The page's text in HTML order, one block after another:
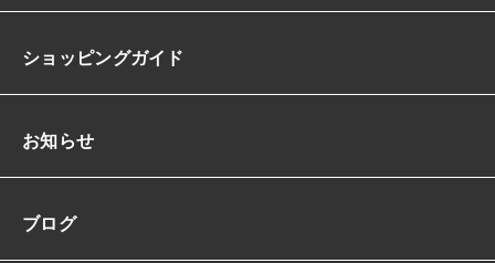
ショッピングガイド
お知らせ
ブログ